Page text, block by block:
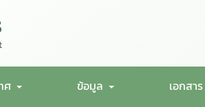
ศ ข้อมูล เอกสาร